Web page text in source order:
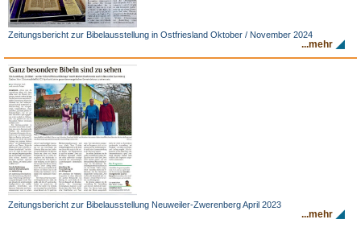
Zeitungsbericht zur Bibelausstellung in Ostfriesland Oktober / November 2024
...mehr
Zeitungsbericht zur Bibelausstellung Neuweiler-Zwerenberg April 2023
...mehr